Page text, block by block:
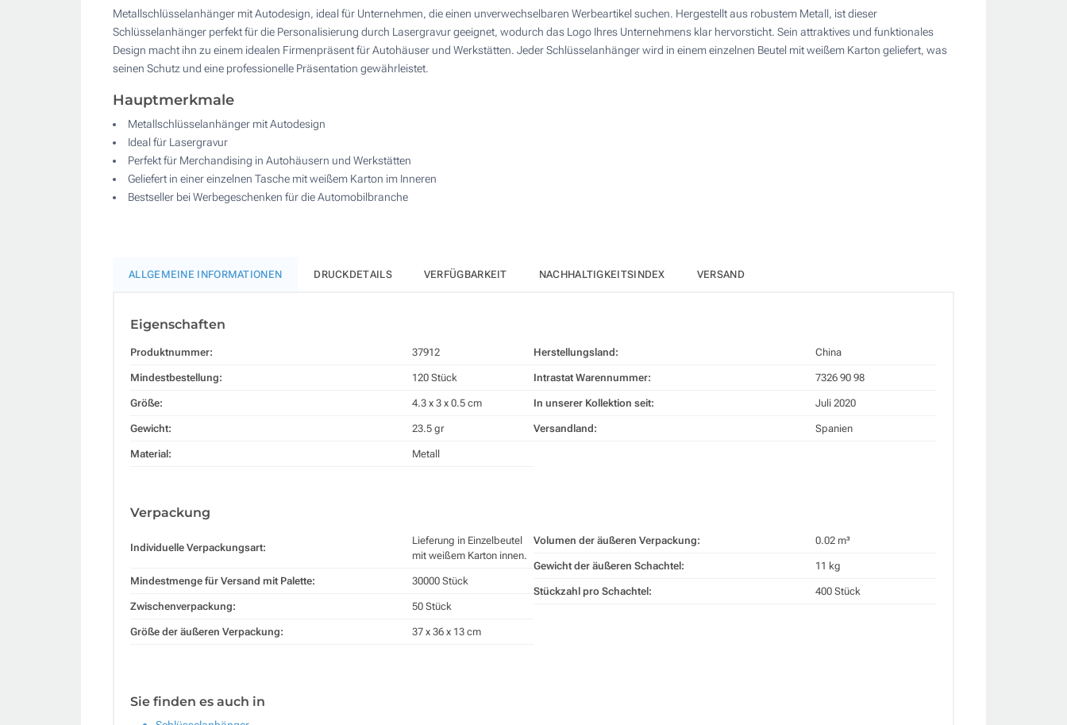
2400
Andere Menge :
Metallschlüsselanhänger mit Autodesign, ideal für Unternehmen, die einen unverwechselbaren Werbeartikel suchen. Hergestellt aus robustem Metall, ist dieser
Schlüsselanhänger perfekt für die Personalisierung durch Lasergravur geeignet, wodurch das Logo Ihres Unternehmens klar hervorsticht. Sein attraktives und funktionales
Design macht ihn zu einem idealen Firmenpräsent für Autohäuser und Werkstätten. Jeder Schlüsselanhänger wird in einem einzelnen Beutel mit weißem Karton geliefert, was
seinen Schutz und eine professionelle Präsentation gewährleistet.
Hauptmerkmale
Metallschlüsselanhänger mit Autodesign
Ideal für Lasergravur
Perfekt für Merchandising in Autohäusern und Werkstätten
Geliefert in einer einzelnen Tasche mit weißem Karton im Inneren
Bestseller bei Werbegeschenken für die Automobilbranche
ALLGEMEINE INFORMATIONEN DRUCKDETAILS VERFÜGBARKEIT NACHHALTIGKEITSINDEX VERSAND
Eigenschaften
Produktnummer: 37912
Mindestbestellung: 120 Stück
Größe: 4.3 x 3 x 0.5 cm
Gewicht: 23.5 gr
Material: Metall
Herstellungsland: China
Intrastat Warennummer: 7326 90 98
In unserer Kollektion seit: Juli 2020
Versandland: Spanien
Verpackung
Individuelle Verpackungsart:
Lieferung in Einzelbeutel
mit weißem Karton innen.
Mindestmenge für Versand mit Palette: 30000 Stück
Zwischenverpackung: 50 Stück
Größe der äußeren Verpackung: 37 x 36 x 13 cm
Volumen der äußeren Verpackung: 0.02 m³
Gewicht der äußeren Schachtel: 11 kg
Stückzahl pro Schachtel: 400 Stück
Sie finden es auch in